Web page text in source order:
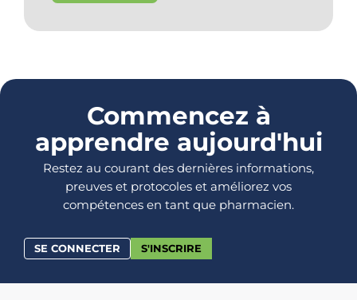
Commencez à
apprendre aujourd'hui
Restez au courant des dernières informations,
preuves et protocoles et améliorez vos
compétences en tant que pharmacien.
SE CONNECTER S'INSCRIRE